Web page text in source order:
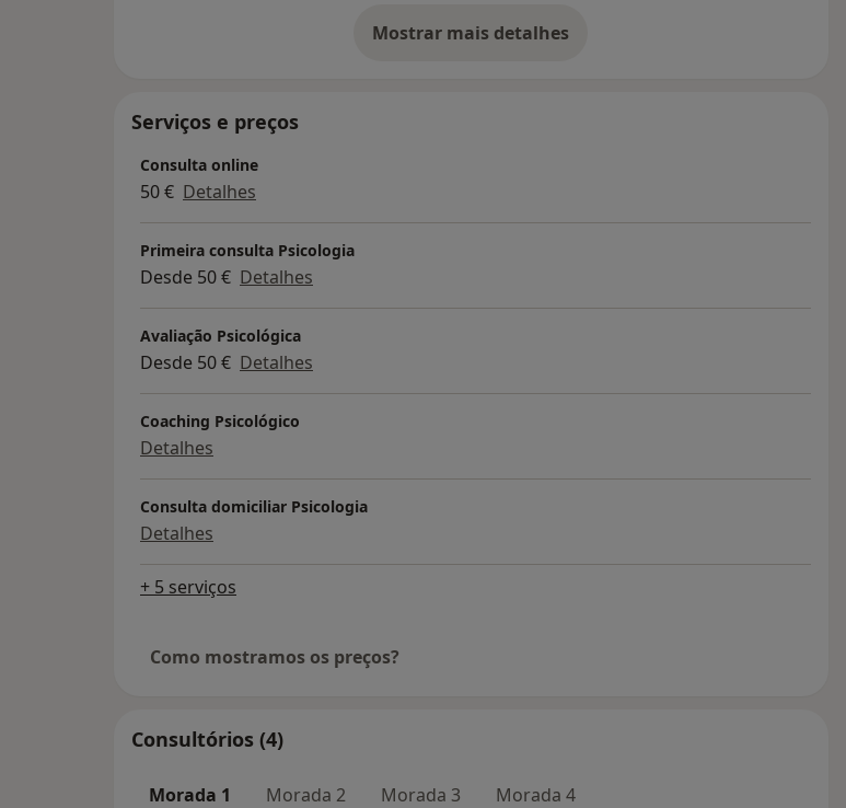
Mostrar mais detalhes
sobre a experiência
Serviços e preços
Consulta online
50 € Detalhes
Primeira consulta Psicologia
Desde 50 € Detalhes
Avaliação Psicológica
Desde 50 € Detalhes
Coaching Psicológico
Detalhes
Consulta domiciliar Psicologia
Detalhes
+ 5 serviços
Como mostramos os preços?
Consultórios (4)
Morada 1 Morada 2 Morada 3 Morada 4